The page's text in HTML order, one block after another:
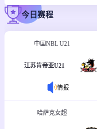
今日赛程
中国NBL U21
江苏肯帝亚U21
情报
哈萨克女超